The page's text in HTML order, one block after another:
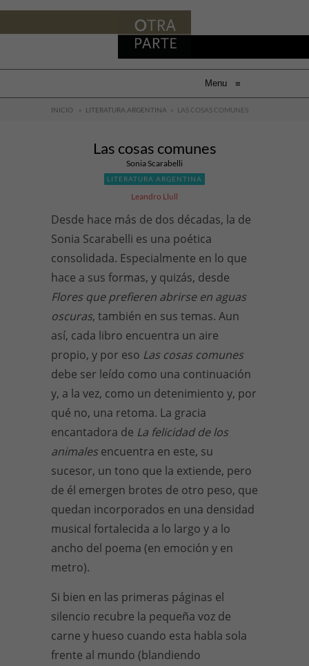
Menu ≡
INICIO » LITERATURA ARGENTINA » LAS COSAS COMUNES
Las cosas comunes
Sonia Scarabelli
LITERATURA ARGENTINA
Leandro Llull
Desde hace más de dos décadas, la de
Sonia Scarabelli es una poética
consolidada. Especialmente en lo que
hace a sus formas, y quizás, desde
Flores que prefieren abrirse en aguas
oscuras, también en sus temas. Aun
así, cada libro encuentra un aire
propio, y por eso Las cosas comunes
debe ser leído como una continuación
y, a la vez, como un detenimiento y, por
qué no, una retoma. La gracia
encantadora de La felicidad de los
animales encuentra en este, su
sucesor, un tono que la extiende, pero
de él emergen brotes de otro peso, que
quedan incorporados en una densidad
musical fortalecida a lo largo y a lo
ancho del poema (en emoción y en
metro).
Si bien en las primeras páginas el
silencio recubre la pequeña voz de
carne y hueso cuando esta habla sola
frente al mundo (blandiendo